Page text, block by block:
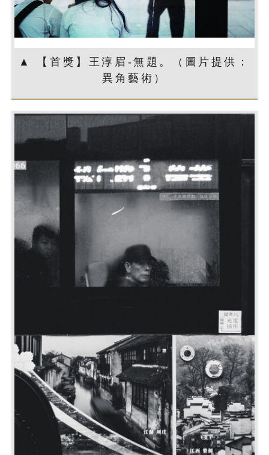
▲ 【首獎】王淳眉-無題。（圖片提供：
異角藝術）